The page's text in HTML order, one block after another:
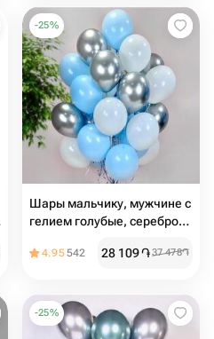
-25%
Шары мальчику, мужчине с
гелием голубые, серебро
4.95542 28 109֏37 478֏
-25%